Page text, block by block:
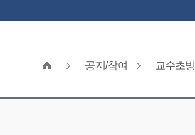
공지/참여 교수초